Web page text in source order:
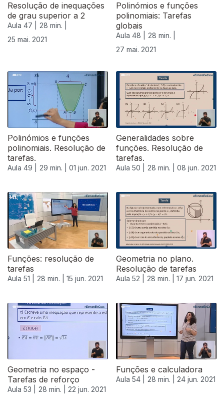
Resolução de inequações
de grau superior a 2
Aula 47 |
28 min. |
25 mai. 2021
Polinómios e funções
polinomiais: Tarefas
globais
Aula 48 |
28 min. |
27 mai. 2021
Polinómios e funções
polinomiais. Resolução de
tarefas.
Aula 49 | 29 min. | 01 jun. 2021
Generalidades sobre
funções. Resolução de
tarefas.
Aula 50 | 28 min. | 08 jun. 2021
Funções: resolução de
tarefas
Aula 51 | 28 min. | 15 jun. 2021
Geometria no plano.
Resolução de tarefas
Aula 52 | 28 min. | 17 jun. 2021
Geometria no espaço -
Tarefas de reforço
Aula 53 | 28 min. | 22 jun. 2021
Funções e calculadora
Aula 54 | 28 min. | 24 jun. 2021